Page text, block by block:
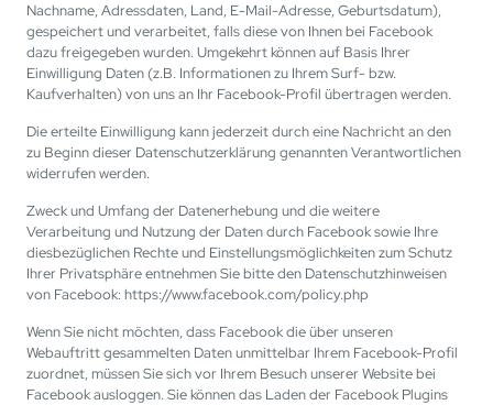
Nachname, Adressdaten, Land, E-Mail-Adresse, Geburtsdatum),
gespeichert und verarbeitet, falls diese von Ihnen bei Facebook
dazu freigegeben wurden. Umgekehrt können auf Basis Ihrer
Einwilligung Daten (z.B. Informationen zu Ihrem Surf- bzw.
Kaufverhalten) von uns an Ihr Facebook-Profil übertragen werden.
Die erteilte Einwilligung kann jederzeit durch eine Nachricht an den
zu Beginn dieser Datenschutzerklärung genannten Verantwortlichen
widerrufen werden.
Zweck und Umfang der Datenerhebung und die weitere
Verarbeitung und Nutzung der Daten durch Facebook sowie Ihre
diesbezüglichen Rechte und Einstellungsmöglichkeiten zum Schutz
Ihrer Privatsphäre entnehmen Sie bitte den Datenschutzhinweisen
von Facebook: https://www.facebook.com/policy.php
Wenn Sie nicht möchten, dass Facebook die über unseren
Webauftritt gesammelten Daten unmittelbar Ihrem Facebook-Profil
zuordnet, müssen Sie sich vor Ihrem Besuch unserer Website bei
Facebook ausloggen. Sie können das Laden der Facebook Plugins